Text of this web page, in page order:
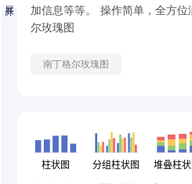
加信息等等。 操作简单，全方
尔玫瑰图
南丁格尔玫瑰图